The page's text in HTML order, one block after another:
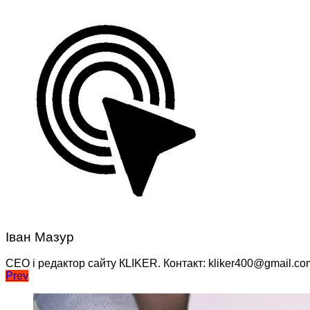
Іван Мазур
CEO і редактор сайту КLIKER. Контакт:
Навігація
записів
Prev